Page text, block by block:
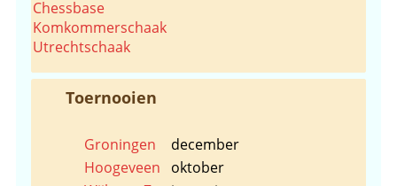
Chessbase
Komkommerschaak
Utrechtschaak
Toernooien
Groningen
december
Hoogeveen
oktober